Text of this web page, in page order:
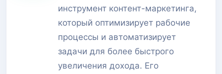
инструмент контент-маркетинга,
который оптимизирует рабочие
процессы и автоматизирует
задачи для более быстрого
увеличения дохода. Его